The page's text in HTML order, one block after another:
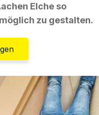
Elche so
zu gestalten.